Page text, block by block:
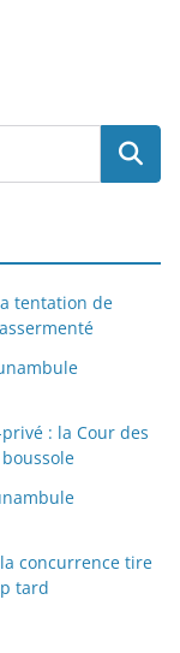
tentation de
: la Cour des
concurrence tire
tard